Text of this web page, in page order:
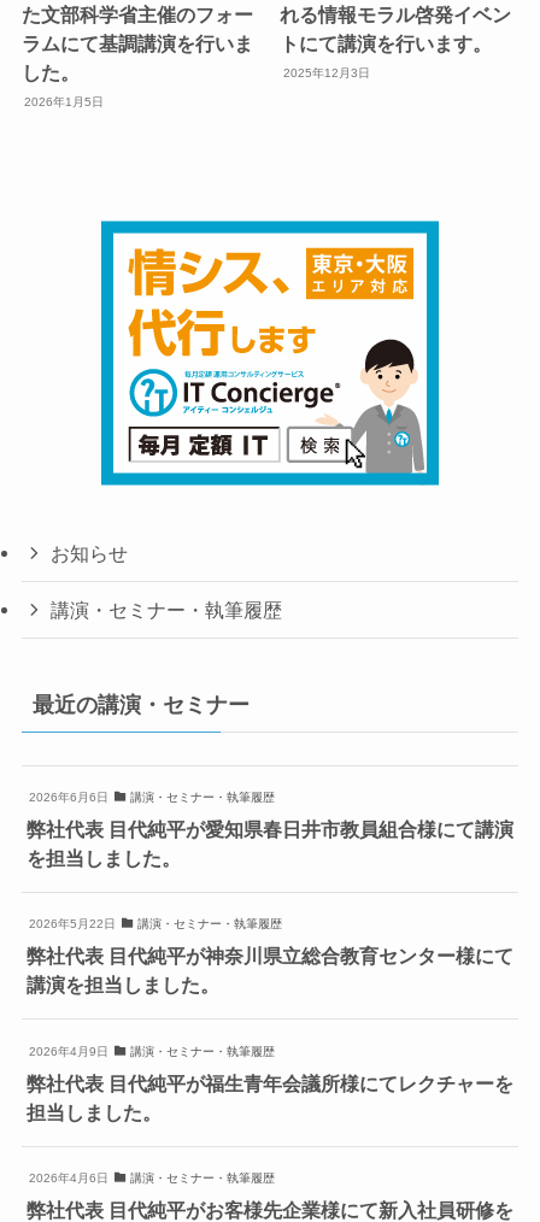
た文部科学省主催のフォー
ラムにて基調講演を行いま
した。
2026年1月5日
れる情報モラル啓発イベン
トにて講演を行います。
2025年12月3日
お知らせ
講演・セミナー・執筆履歴
最近の講演・セミナー
2026年6月6日 講演・セミナー・執筆履歴
弊社代表 目代純平が愛知県春日井市教員組合様にて講演
を担当しました。
2026年5月22日 講演・セミナー・執筆履歴
弊社代表 目代純平が神奈川県立総合教育センター様にて
講演を担当しました。
2026年4月9日 講演・セミナー・執筆履歴
弊社代表 目代純平が福生青年会議所様にてレクチャーを
担当しました。
2026年4月6日 講演・セミナー・執筆履歴
弊社代表 目代純平がお客様先企業様にて新入社員研修を